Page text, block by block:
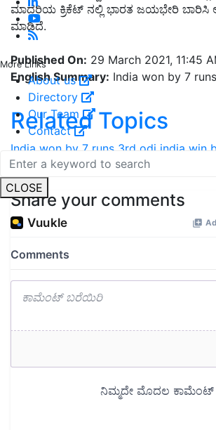
More Links
About us
Directory
Our Team
Contact
CLOSE
ಮಾದರಿಯ ಕ್ರಿಕೆಟ್‌ ನಲ್ಲಿ ಭಾರತ ಜಯಭೇರಿ ಬಾರಿಸಿ
ಮಾಡಿದೆ.
Published On: 29 March 2021, 11:45
English Summary: India won by 7 runs
Related Topics
India won by 7 runs 3rd odi india win
series-2-1
Share your comments